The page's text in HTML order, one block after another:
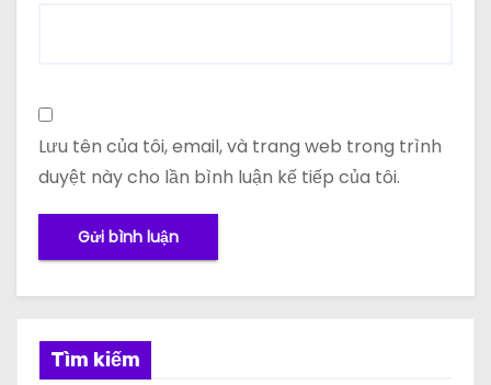
Lưu tên của tôi, email, và trang web trong trình
duyệt này cho lần bình luận kế tiếp của tôi.
Tìm kiếm